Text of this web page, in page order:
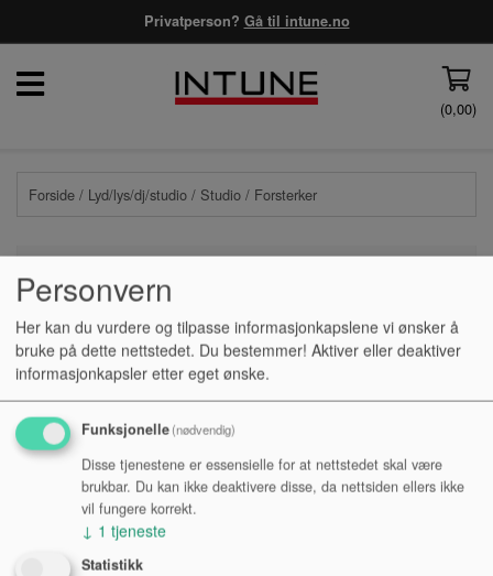
Privatperson? Gå til intune.no
(0,00)
Forside / Lyd/lys/dj/studio / Studio / Forsterker
Ingen produkter funnet
Mine sider
Personvern
Her kan du vurdere og tilpasse informasjonkapslene vi ønsker å
bruke på dette nettstedet. Du bestemmer! Aktiver eller deaktiver
informasjonkapsler etter eget ønske.
Funksjonelle(nødvendig)
Disse tjenestene er essensielle for at nettstedet skal være
brukbar. Du kan ikke deaktivere disse, da nettsiden ellers ikke
vil fungere korrekt.
↓ 1 tjeneste
Statistikk